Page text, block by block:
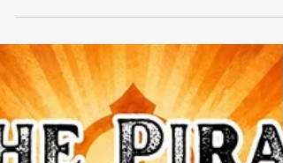
Lebens
Vor über hundert Jahren stellte ein König drei Fragen:
Was ist der wichtigste Augenblick? Wer ist der
wichtigste Mensch? Und was ist die wichtigste
Handlung? Eine Geschichte von Tolstoi über Präsenz,
Führung, Elternschaft – und warum das Leben nie